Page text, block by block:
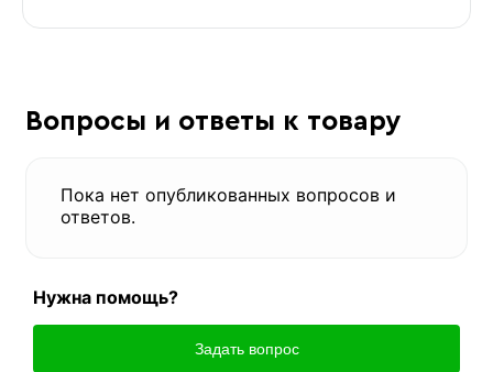
Вопросы и ответы к товару
Пока нет опубликованных вопросов и
ответов.
Нужна помощь?
Задать вопрос